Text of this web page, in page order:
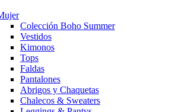
Colección Boho Summer
Vestidos
Kimonos
Tops
Faldas
Pantalones
Abrigos y Chaquetas
Chalecos & Sweaters